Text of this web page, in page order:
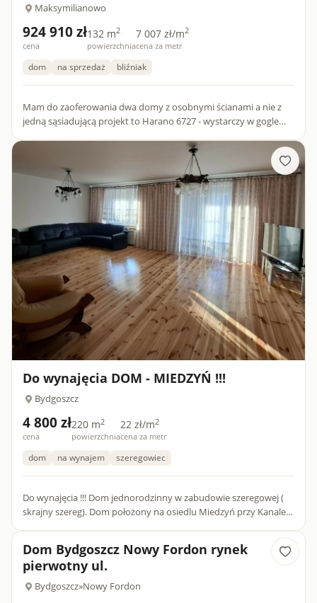
Maksymilianowo
924 910 zł
cena
132 m2
powierzchnia
7 007 zł/m2
cena za metr
dom na sprzedaż bliźniak
Mam do zaoferowania dwa domy z osobnymi ścianami a nie z
jedną sąsiadującą projekt to Harano 6727 - wystarczy w gogle
Do wynajęcia DOM - MIEDZYŃ !!!
Bydgoszcz
4 800 zł
cena
220 m2
powierzchnia
22 zł/m2
cena za metr
dom na wynajem szeregowiec
Do wynajęcia !!! Dom jednorodzinny w zabudowie szeregowej (
skrajny szereg). Dom położony na osiedlu Miedzyń przy Kanale
Dom Bydgoszcz Nowy Fordon rynek
pierwotny ul.
Bydgoszcz»Nowy Fordon